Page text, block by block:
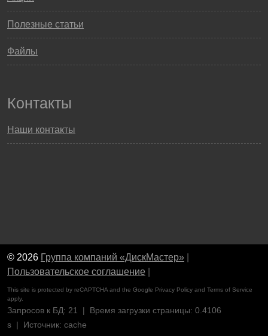
Полезные статьи
Файлы
Контакты
Наши контакты
© 2026 Группа компаний «ДискМастер»
Пользовательское соглашение
This site is protected by reCAPTCHA and the Google Privacy Policy and Terms of Service
apply.
Запросов к БД: 21 | Время загрузки страницы: 0.4106
s | Источник: cache